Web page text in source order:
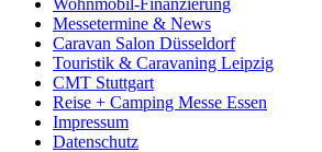
Wohnmobil-Finanzierung
Messetermine & News
Caravan Salon Düsseldorf
Touristik & Caravaning Leipzig
CMT Stuttgart
Reise + Camping Messe Essen
Impressum
Datenschutz